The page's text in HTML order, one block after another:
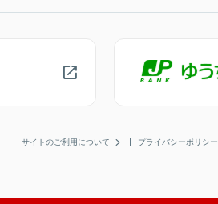
サイトのご利用について プライバシーポリシー